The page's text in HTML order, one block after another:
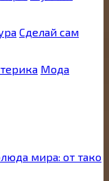
Сделай сам
Мода
мира: от тако